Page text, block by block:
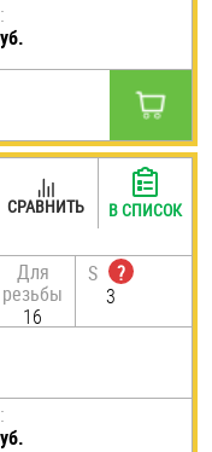
Для
резьбы
16
S
?
3
СРАВНИТЬ В СПИСОК